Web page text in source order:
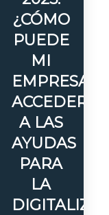
¿CÓMO
PUEDE
MI
EMPRESA
ACCEDER
A LAS
AYUDAS
PARA
LA